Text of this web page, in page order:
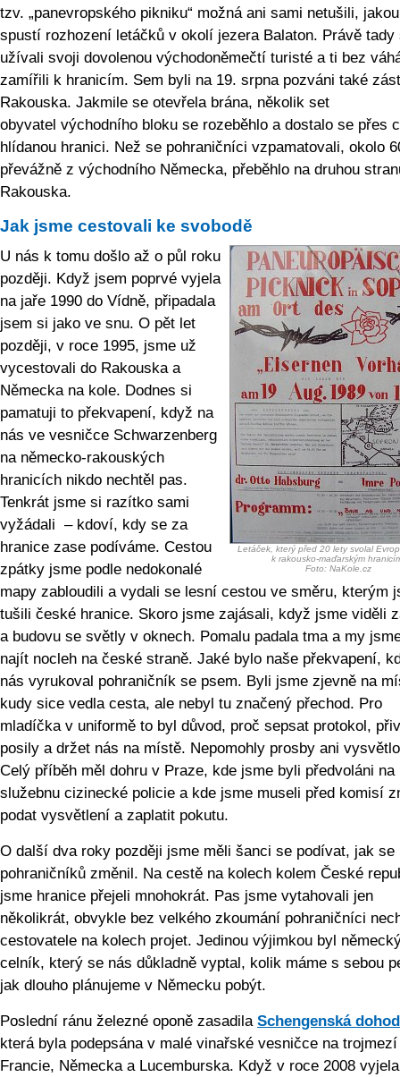
tzv. „panevropského pikniku“ možná ani sami netušili,
spustí rozhození letáčků v okolí jezera Balaton. Právě tady
užívali svoji dovolenou východoněmečtí turisté a ti bez
zamířili k hranicím. Sem byli na 19. srpna pozváni také
Rakouska. Jakmile se otevřela brána, několik set
obyvatel východního bloku se rozeběhlo a dostalo se přes
hlídanou hranici. Než se pohraničníci vzpamatovali, okolo
převážně z východního Německa, přeběhlo na druhou
Rakouska.
Jak jsme cestovali ke svobodě
Letáček, který před 20 lety svolal
k rakousko-maďarským
Foto: NaKole.cz
U nás k tomu došlo až o půl roku
později. Když jsem poprvé vyjela
na jaře 1990 do Vídně, připadala
jsem si jako ve snu. O pět let
později, v roce 1995, jsme už
vycestovali do Rakouska a
Německa na kole. Dodnes si
pamatuji to překvapení, když na
nás ve vesničce Schwarzenberg
na německo-rakouských
hranicích nikdo nechtěl pas.
Tenkrát jsme si razítko sami
vyžádali – kdoví, kdy se za
hranice zase podíváme. Cestou
zpátky jsme podle nedokonalé
mapy zabloudili a vydali se lesní cestou ve směru, kterým
tušili české hranice. Skoro jsme zajásali, když jsme viděli
a budovu se světly v oknech. Pomalu padala tma a my
najít nocleh na české straně. Jaké bylo naše překvapení,
nás vyrukoval pohraničník se psem. Byli jsme zjevně na
kudy sice vedla cesta, ale nebyl tu značený přechod. Pro
mladíčka v uniformě to byl důvod, proč sepsat protokol,
posily a držet nás na místě. Nepomohly prosby ani
Celý příběh měl dohru v Praze, kde jsme byli předvoláni na
služebnu cizinecké policie a kde jsme museli před komisí
podat vysvětlení a zaplatit pokutu.
O další dva roky později jsme měli šanci se podívat, jak se
pohraničníků změnil. Na cestě na kolech kolem České
jsme hranice přejeli mnohokrát. Pas jsme vytahovali jen
několikrát, obvykle bez velkého zkoumání pohraničníci
cestovatele na kolech projet. Jedinou výjimkou byl
celník, který se nás důkladně vyptal, kolik máme s sebou
jak dlouho plánujeme v Německu pobýt.
Poslední ránu železné oponě zasadila Schengenská
která byla podepsána v malé vinařské vesničce na trojmezí
Francie, Německa a Lucemburska. Když v roce 2008